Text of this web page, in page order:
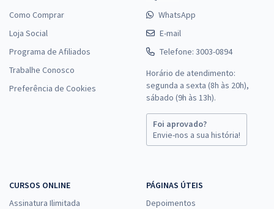
Como Comprar
Loja Social
Programa de Afiliados
Trabalhe Conosco
Preferência de Cookies
WhatsApp
E-mail
Telefone: 3003-0894
Horário de atendimento:
segunda a sexta (8h às 20h),
sábado (9h às 13h).
Foi aprovado?
Envie-nos a sua história!
CURSOS ONLINE
Assinatura Ilimitada
PÁGINAS ÚTEIS
Depoimentos